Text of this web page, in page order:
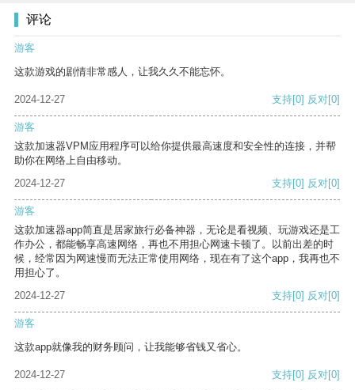
评论
游客
这款游戏的剧情非常感人，让我久久不能忘怀。
2024-12-27 支持[0] 反对[0]
游客
这款加速器VPM应用程序可以给你提供最高速度和安全性的连接，并帮
助你在网络上自由移动。
2024-12-27
支持[0] 反对[0]
游客
这款加速器app简直是居家旅行必备神器，无论是看视频、玩游戏还是工
作办公，都能畅享高速网络，再也不用担心网速卡顿了。以前出差的时
候，经常因为网速慢而无法正常使用网络，现在有了这个app，我再也不
用担心了。
2024-12-27
支持[0] 反对[0]
游客
这款app就像我的财务顾问，让我能够省钱又省心。
2024-12-27 支持[0] 反对[0]